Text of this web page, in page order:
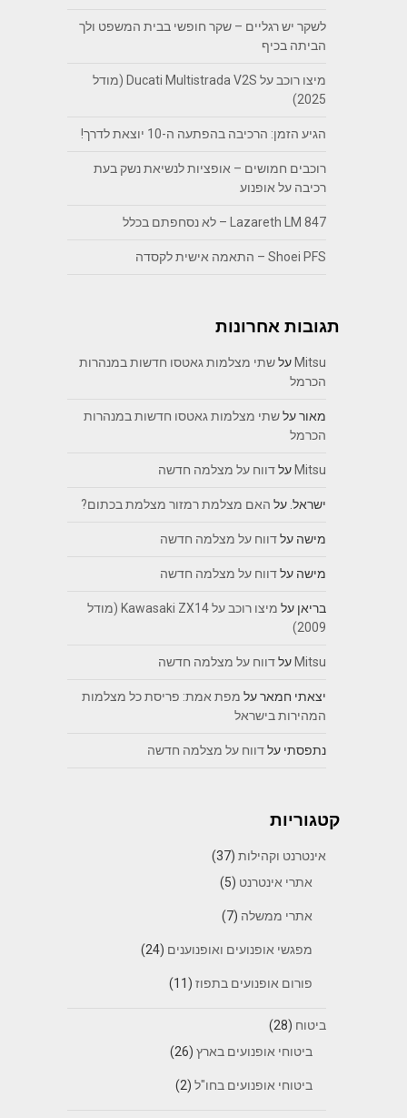
לשקר יש רגליים – שקר חופשי בבית המשפט ולך
הביתה בכיף
מיצו רוכב על Ducati Multistrada V2S (מודל
2025)
הגיע הזמן: הרכיבה בהפתעה ה-10 יוצאת לדרך!
רוכבים חמושים – אופציות לנשיאת נשק בעת
רכיבה על אופנוע
Lazareth LM 847 – לא נסחפתם בכלל
Shoei PFS – התאמה אישית לקסדה
תגובות אחרונות
Mitsu עלשתי מצלמות גאטסו חדשות במנהרות
הכרמל
מאורעלשתי מצלמות גאטסו חדשות במנהרות
הכרמל
Mitsu עלדווח על מצלמה חדשה
ישראל. על האם מצלמת רמזור מצלמת בכתום?
מישה עלדווח על מצלמה חדשה
מישה עלדווח על מצלמה חדשה
בריאן על
מיצו רוכב על Kawasaki ZX14 (מודל
2009)
Mitsu עלדווח על מצלמה חדשה
יצאתי חמארעל מפת אמת: פריסת כל מצלמות
המהירות בישראל
נתפסתי עלדווח על מצלמה חדשה
קטגוריות
אינטרנט וקהילות(37)
אתרי אינטרנט (5)
אתרי ממשלה (7)
מפגשי אופנועים ואופנוענים (24)
פורום אופנועים בתפוז(11)
ביטוח (28)
ביטוחי אופנועים בארץ(26)
ביטוחי אופנועים בחו"ל(2)